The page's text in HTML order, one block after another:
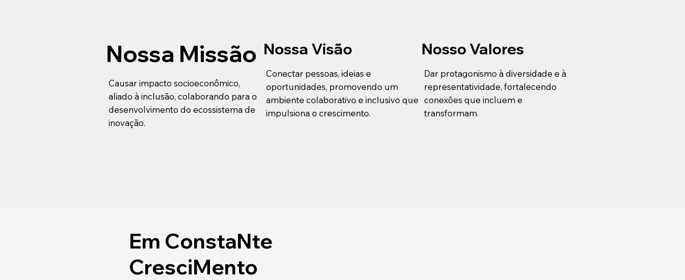
Em ConstaNte
CresciMento
Causar impacto socioeconômico,
aliado à inclusão, colaborando para o
desenvolvimento do ecossistema de
inovação.
Nossa Missão
Conectar pessoas, ideias e
oportunidades, promovendo um
ambiente colaborativo e inclusivo que
impulsiona o crescimento.
Nossa Visão
Dar protagonismo à diversidade e à
representatividade, fortalecendo
conexões que incluem e
transformam.
Nosso Valores